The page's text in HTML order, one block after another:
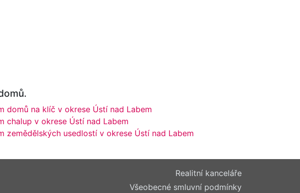
domů na klíč v okrese Ústí nad Labem
chalup v okrese Ústí nad Labem
zemědělských usedlostí v okrese Ústí nad Labem
Realitní kanceláře
Všeobecné smluvní podmínky